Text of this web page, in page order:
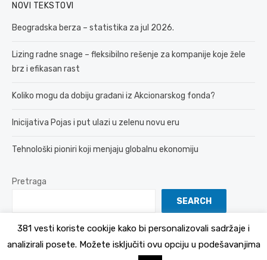
NOVI TEKSTOVI
Beogradska berza – statistika za jul 2026.
Lizing radne snage – fleksibilno rešenje za kompanije koje žele
brz i efikasan rast
Koliko mogu da dobiju građani iz Akcionarskog fonda?
Inicijativa Pojas i put ulazi u zelenu novu eru
Tehnološki pioniri koji menjaju globalnu ekonomiju
Pretraga
SEARCH
Politika Privatnosti
381 vesti koriste cookije kako bi personalizovali sadržaje i
analizirali posete. Možete isključiti ovu opciju u podešavanjima